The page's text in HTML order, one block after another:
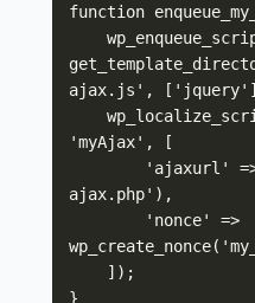
function
ajax.js',
'myAjax', [
ajax.php'),
}